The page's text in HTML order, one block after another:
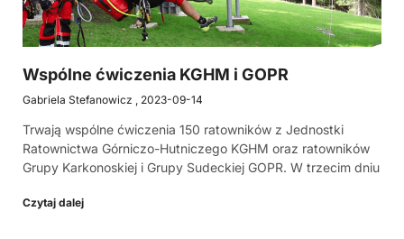
Wspólne ćwiczenia KGHM i GOPR
Gabriela Stefanowicz 2023-09-14
Trwają wspólne ćwiczenia 150 ratowników z Jednostki
Ratownictwa Górniczo-Hutniczego KGHM oraz ratowników
Grupy Karkonoskiej i Grupy Sudeckiej GOPR. W trzecim dniu
Czytaj dalej